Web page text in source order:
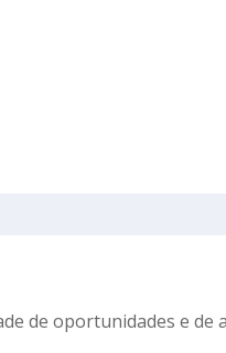
de oportunidades e de